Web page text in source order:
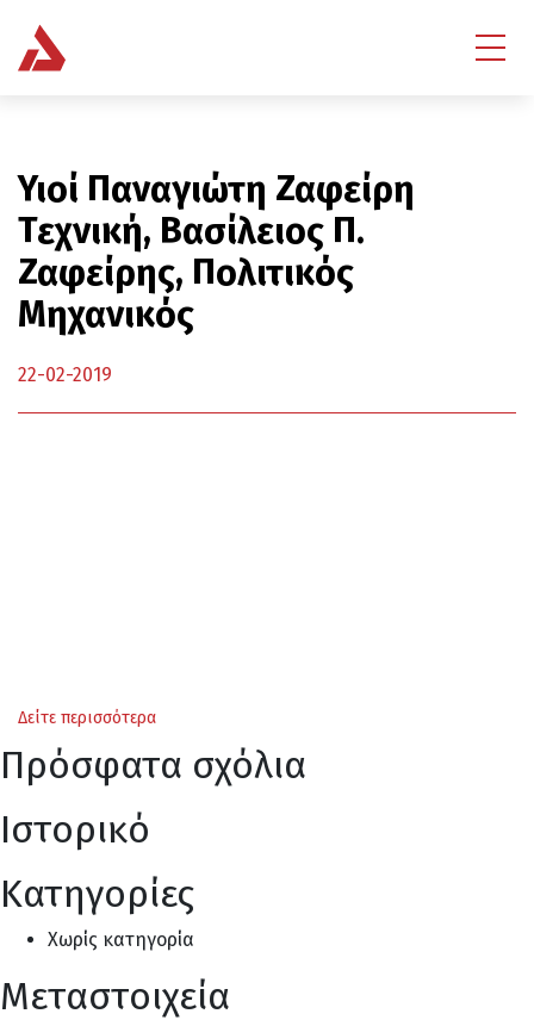
Υιοί Παναγιώτη Ζαφείρη
Τεχνική, Βασίλειος Π.
Ζαφείρης, Πολιτικός
Μηχανικός
22-02-2019
Δείτε περισσότερα
Πρόσφατα σχόλια
Ιστορικό
Kατηγορίες
Χωρίς κατηγορία
Μεταστοιχεία